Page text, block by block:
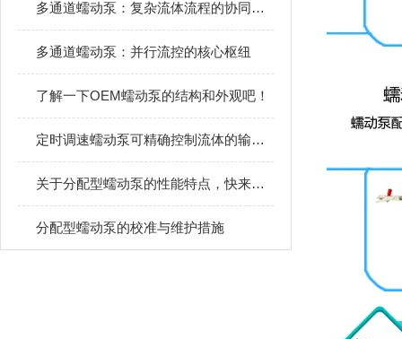
多通道蠕动泵：复杂流体流程的协同引擎
多通道蠕动泵：并行流控的核心枢纽
了解一下OEM蠕动泵的结构和外观吧！
定时调速蠕动泵可精确控制流体的输送效率
关于分配型蠕动泵的性能特点，快来这里看
分配型蠕动泵的校准与维护措施